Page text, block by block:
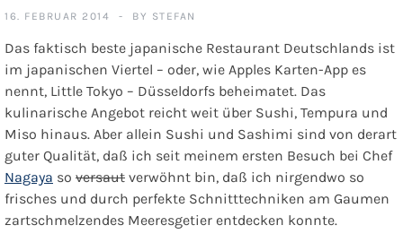
16. FEBRUAR 2014 BY STEFAN
Das faktisch beste japanische Restaurant Deutschlands ist
im japanischen Viertel – oder, wie Apples Karten-App es
nennt, Little Tokyo – Düsseldorfs beheimatet. Das
kulinarische Angebot reicht weit über Sushi, Tempura und
Miso hinaus. Aber allein Sushi und Sashimi sind von derart
guter Qualität, daß ich seit meinem ersten Besuch bei Chef
Nagaya so versaut verwöhnt bin, daß ich nirgendwo so
frisches und durch perfekte Schnitttechniken am Gaumen
zartschmelzendes Meeresgetier entdecken konnte.